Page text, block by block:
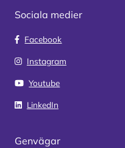
Sociala medier
Facebook
Instagram
Youtube
LinkedIn
Genvägar